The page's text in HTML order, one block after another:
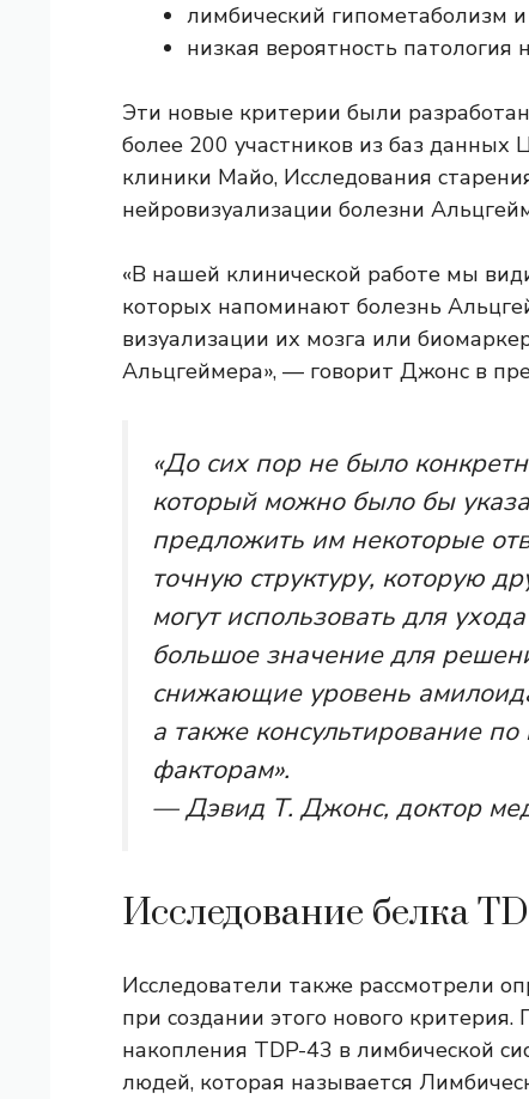
лимбический гипометаболизм
низкая вероятность патология
Эти новые критерии были
более 200 участников из баз данных
клиники Майо, Исследования
нейровизуализации болезни
«В нашей клинической работе мы
которых напоминают болезнь
визуализации их мозга или
Альцгеймера», — говорит Джонс в
«До сих пор не было
который можно было бы
предложить им некоторые
точную структуру, которую
могут использовать для
большое значение для
снижающие уровень
а также консультирование
факторам».
— Дэвид Т. Джонс, доктор
Исследование белка
Исследователи также рассмотрели
при создании этого нового
накопления TDP-43 в лимбической
людей, которая называется